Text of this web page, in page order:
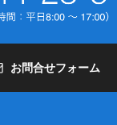
お問合せフォーム